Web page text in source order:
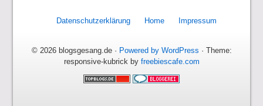
Datenschutzerklärung Home Impressum
© 2026 blogsgesang.de · Powered by WordPress · Theme:
responsive-kubrick by freebiescafe.com